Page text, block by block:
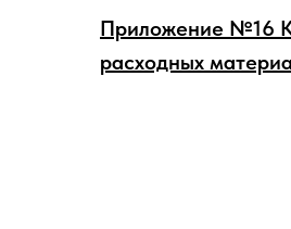
Приложение №16 К
расходных